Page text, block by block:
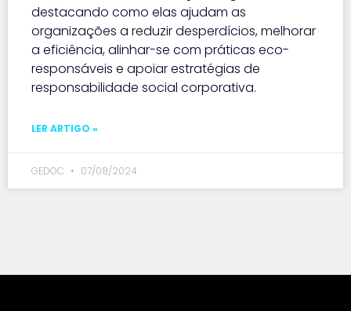
destacando como elas ajudam as
organizações a reduzir desperdícios, melhorar
a eficiência, alinhar-se com práticas eco-
responsáveis e apoiar estratégias de
responsabilidade social corporativa.
LER ARTIGO »
GEDOC 07/08/2024